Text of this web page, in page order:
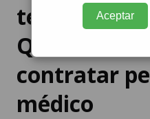
temporal de
contratar
médico
Aceptar